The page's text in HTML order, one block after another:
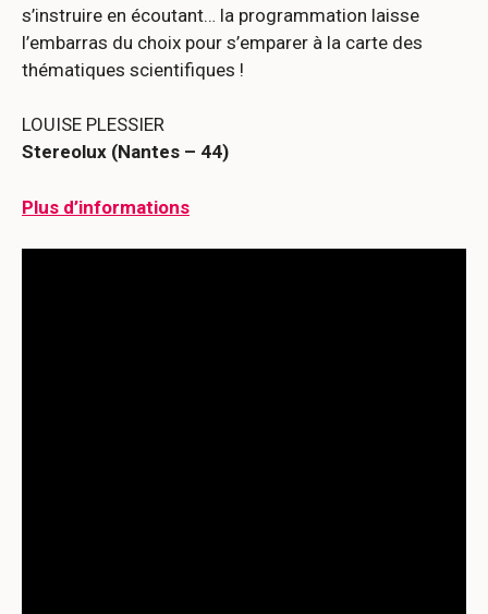
s’instruire en écoutant… la programmation laisse
l’embarras du choix pour s’emparer à la carte des
thématiques scientifiques !
LOUISE PLESSIER
Stereolux (Nantes – 44)
Plus d’informations